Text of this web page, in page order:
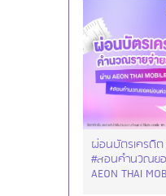
ผ่อนบัตรเครดิต
#สอนคำนวณย
AEON THAI